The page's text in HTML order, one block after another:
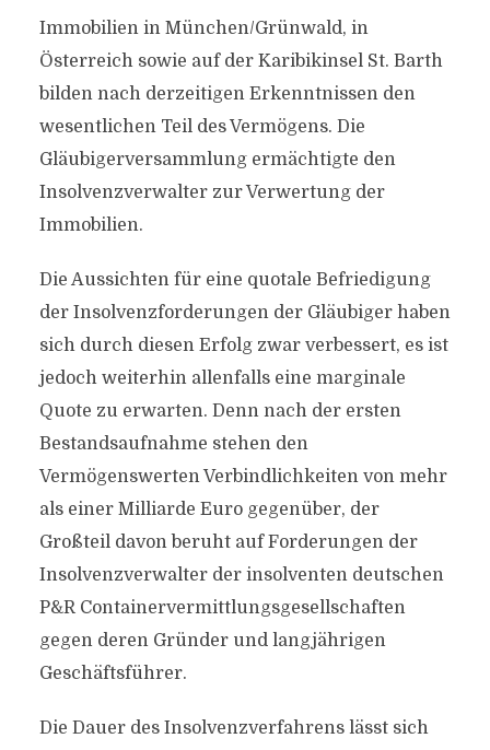
Immobilien in München/Grünwald, in
Österreich sowie auf der Karibikinsel St. Barth
bilden nach derzeitigen Erkenntnissen den
wesentlichen Teil des Vermögens. Die
Gläubigerversammlung ermächtigte den
Insolvenzverwalter zur Verwertung der
Immobilien.
Die Aussichten für eine quotale Befriedigung
der Insolvenzforderungen der Gläubiger haben
sich durch diesen Erfolg zwar verbessert, es ist
jedoch weiterhin allenfalls eine marginale
Quote zu erwarten. Denn nach der ersten
Bestandsaufnahme stehen den
Vermögenswerten Verbindlichkeiten von mehr
als einer Milliarde Euro gegenüber, der
Großteil davon beruht auf Forderungen der
Insolvenzverwalter der insolventen deutschen
P&R Containervermittlungsgesellschaften
gegen deren Gründer und langjährigen
Geschäftsführer.
Die Dauer des Insolvenzverfahrens lässt sich